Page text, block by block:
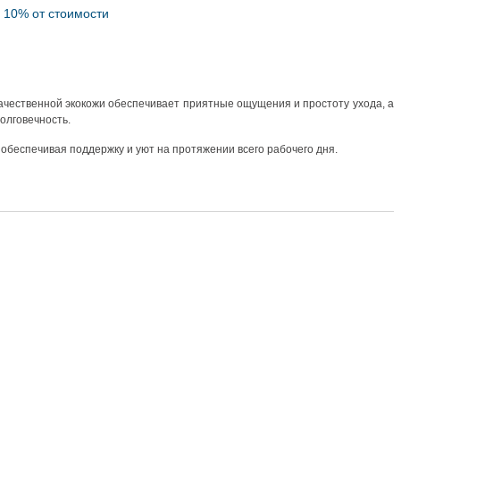
10% от стоимости
экокожи обеспечивает приятные ощущения и простоту ухода, а
поддержку и уют на протяжении всего рабочего дня.